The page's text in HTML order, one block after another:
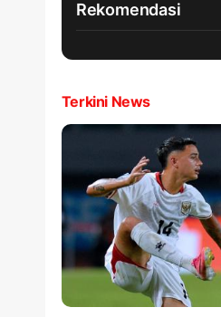
Rekomendasi
Terkini News